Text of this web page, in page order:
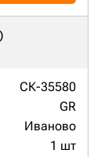
СК-35580
GR
Иваново
1 шт